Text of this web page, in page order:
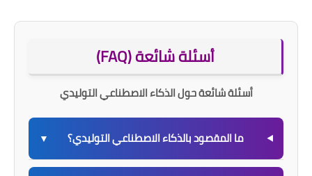
أسئلة شائعة (FAQ)
أسئلة شائعة حول الذكاء الاصطناعي التوليدي
ما المقصود بالذكاء الاصطناعي التوليدي؟ ▼